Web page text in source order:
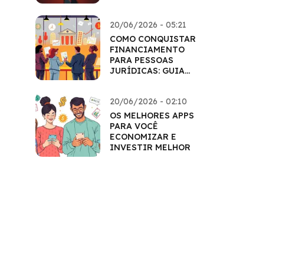
20/06/2026 - 05:21
COMO CONQUISTAR
FINANCIAMENTO
PARA PESSOAS
JURÍDICAS: GUIA
20/06/2026 - 02:10
OS MELHORES APPS
PARA VOCÊ
ECONOMIZAR E
INVESTIR MELHOR